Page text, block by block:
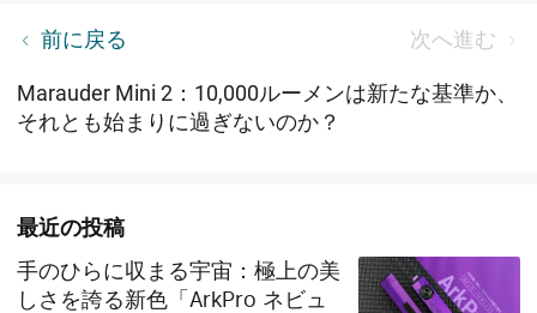
前に戻る 次へ進む
冬の「もしも」に備える：防災の専門家が選ぶ、命
Marauder Mini 2：10,000ルーメンは新たな基準か、
それとも始まりに過ぎないのか？
最近の投稿
手のひらに収まる宇宙：極上の美
しさを誇る新色「ArkPro ネビュ